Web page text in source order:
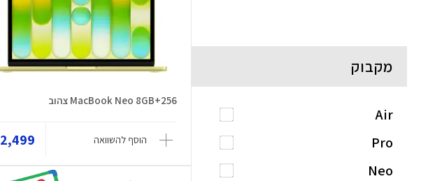
MacBook Neo 8GB+256 צהוב
הוסף להשוואה 2,499 ₪
מקבוק
Air
Pro
Neo